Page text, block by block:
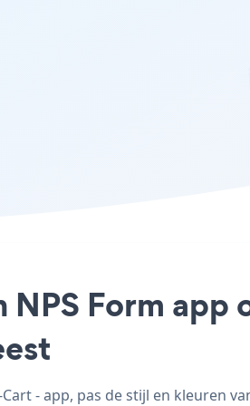
NPS Form
- app, pas de stijl en kleuren